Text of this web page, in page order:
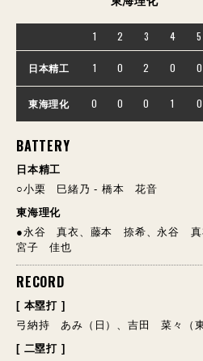
1 2 3 4 5
日本精工 1 0 2 0 0
東海理化 0 0 0 1 0
BATTERY
日本精工
○小栗 巳緒乃 - 橋本 花音
東海理化
●永谷 真衣、藤本 捺希、永谷
宮子 佳也
RECORD
[ 本塁打 ]
弓納持 あみ（日）、吉田 菜々（東
[ 二塁打 ]